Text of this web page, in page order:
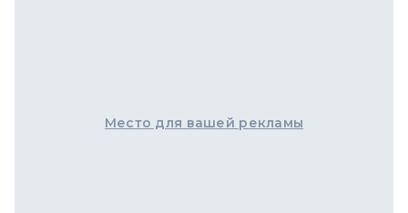
Место для вашей рекламы